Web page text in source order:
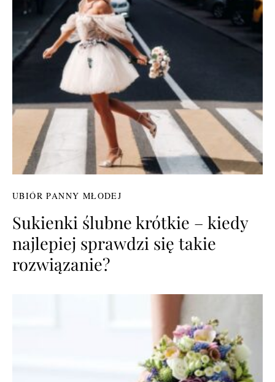
UBIÓR PANNY MŁODEJ
Sukienki ślubne krótkie – kiedy
najlepiej sprawdzi się takie
rozwiązanie?